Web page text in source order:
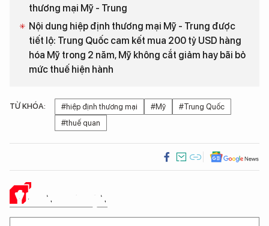
thương mại Mỹ - Trung
Nội dung hiệp định thương mại Mỹ - Trung được
tiết lộ: Trung Quốc cam kết mua 200 tỷ USD hàng
hóa Mỹ trong 2 năm, Mỹ không cắt giảm hay bãi bỏ
mức thuế hiện hành
TỪ KHÓA: #hiệp định thương mại #Mỹ
#Trung Quốc
#thuế quan
Ý KIẾN CỦA BẠN